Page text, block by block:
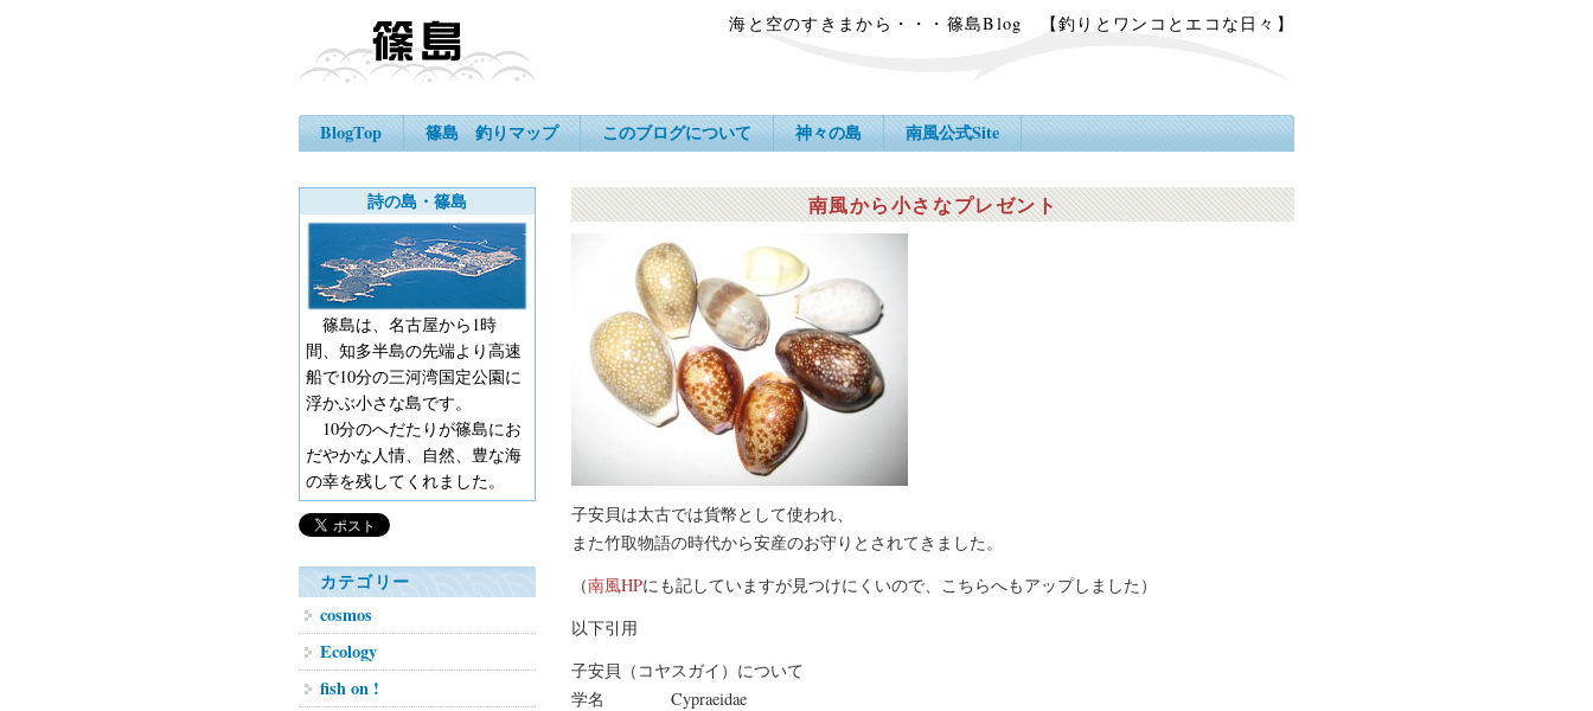
海と空のすきまから・・・篠島Blog 【釣りとワンコとエコな日々】
BlogTop 篠島 釣りマップ このブログについて 神々の島 南風公式Site
南風から小さなプレゼント
子安貝は太古では貨幣として使われ、
また竹取物語の時代から安産のお守りとされてきました。
（南風HPにも記していますが見つけにくいので、こちらへもアップしました）
以下引用
子安貝（コヤスガイ）について
学名 Cypraeidae
詩の島・篠島
篠島は、名古屋から1時
間、知多半島の先端より高速
船で10分の三河湾国定公園に
浮かぶ小さな島です。
10分のへだたりが篠島にお
だやかな人情、自然、豊な海
の幸を残してくれました。
カテゴリー
cosmos
Ecology
fish on !